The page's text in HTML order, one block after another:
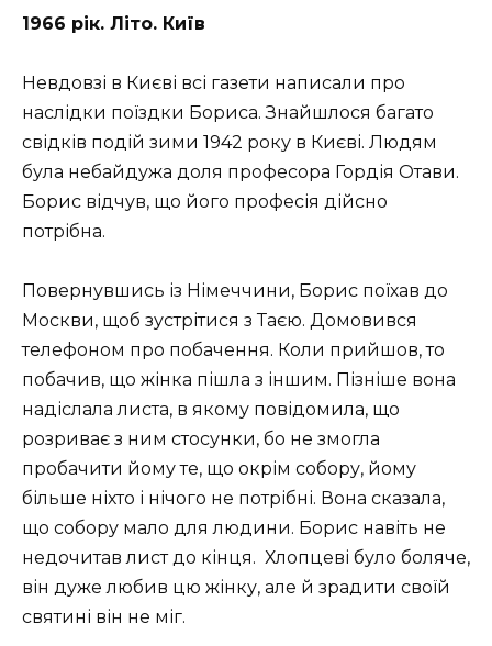
1966 рік. Літо. Київ
Невдовзі в Києві всі газети написали про
наслідки поїздки Бориса. Знайшлося багато
свідків подій зими 1942 року в Києві. Людям
була небайдужа доля професора Гордія Отави.
Борис відчув, що його професія дійсно
потрібна.
Повернувшись із Німеччини, Борис поїхав до
Москви, щоб зустрітися з Таєю. Домовився
телефоном про побачення. Коли прийшов, то
побачив, що жінка пішла з іншим. Пізніше вона
надіслала листа, в якому повідомила, що
розриває з ним стосунки, бо не змогла
пробачити йому те, що окрім собору, йому
більше ніхто і нічого не потрібні. Вона сказала,
що собору мало для людини. Борис навіть не
недочитав лист до кінця. Хлопцеві було боляче,
він дуже любив цю жінку, але й зрадити своїй
святині він не міг.